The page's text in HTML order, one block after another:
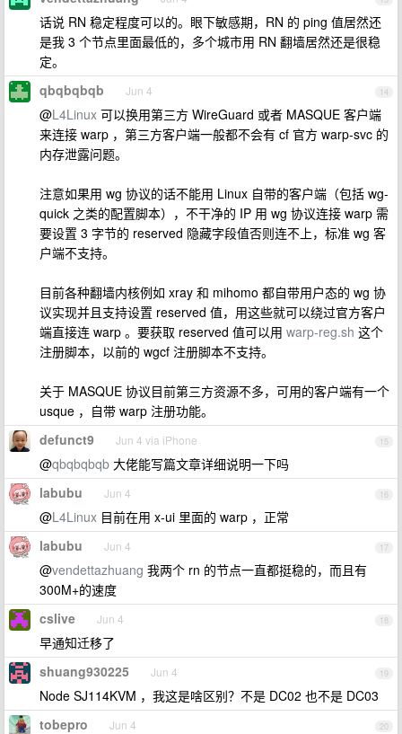
话说 RN 稳定程度可以的。眼下敏感期，RN 的 ping 值居然还
是我 3 个节点里面最低的，多个城市用 RN 翻墙居然还是很稳
定。
14
qbqbqbqb Jun 4
@L4Linux 可以换用第三方 WireGuard 或者 MASQUE 客户端
来连接 warp ，第三方客户端一般都不会有 cf 官方 warp-svc 的
内存泄露问题。
注意如果用 wg 协议的话不能用 Linux 自带的客户端（包括 wg-
quick 之类的配置脚本），不干净的 IP 用 wg 协议连接 warp 需
要设置 3 字节的 reserved 隐藏字段值否则连不上，标准 wg 客
户端不支持。
目前各种翻墙内核例如 xray 和 mihomo 都自带用户态的 wg 协
议实现并且支持设置 reserved 值，用这些就可以绕过官方客户
端直接连 warp 。要获取 reserved 值可以用 warp-reg.sh 这个
注册脚本，以前的 wgcf 注册脚本不支持。
关于 MASQUE 协议目前第三方资源不多，可用的客户端有一个
usque ，自带 warp 注册功能。
15
defunct9 Jun 4 via iPhone
@qbqbqbqb 大佬能写篇文章详细说明一下吗
16
labubu Jun 4
@L4Linux 目前在用 x-ui 里面的 warp ，正常
17
labubu Jun 4
@vendettazhuang 我两个 rn 的节点一直都挺稳的，而且有
300M+的速度
18
cslive Jun 4
早通知迁移了
19
shuang930225 Jun 4
Node SJ114KVM ，我这是啥区别？不是 DC02 也不是 DC03
20
tobepro Jun 4